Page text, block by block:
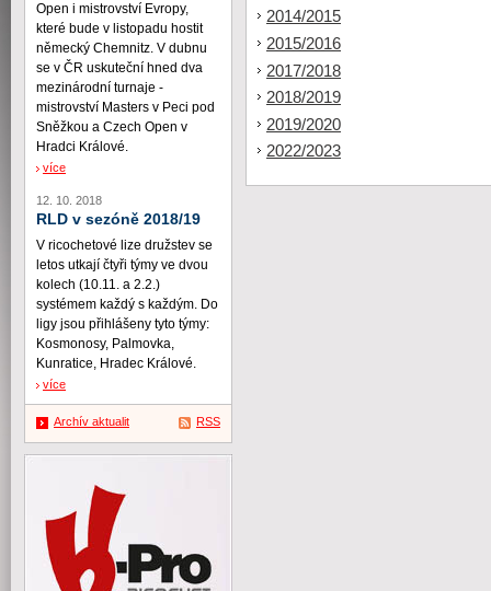
2014/2015
2015/2016
2017/2018
2018/2019
2019/2020
2022/2023
Open i mistrovství Evropy,
které bude v listopadu hostit
německý Chemnitz. V dubnu
se v ČR uskuteční hned dva
mezinárodní turnaje -
mistrovství Masters v Peci pod
Sněžkou a Czech Open v
Hradci Králové.
více
12. 10. 2018
RLD v sezóně 2018/19
V ricochetové lize družstev se
letos utkají čtyři týmy ve dvou
kolech (10.11. a 2.2.)
systémem každý s každým. Do
ligy jsou přihlášeny tyto týmy:
Kosmonosy, Palmovka,
Kunratice, Hradec Králové.
více
Archív aktualit RSS